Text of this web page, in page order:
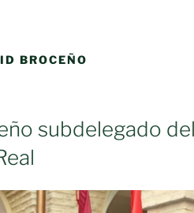
BROCEÑO
subdelegado